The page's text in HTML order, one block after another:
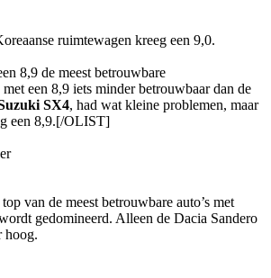
ruimtewagen kreeg een 9,0.
8,9 de meest betrouwbare
met een 8,9 iets minder betrouwbaar dan de
SX4, had wat kleine problemen, maar
een 8,9.[/OLIST]
van de meest betrouwbare auto’s met
gedomineerd. Alleen de Dacia Sandero
hoog.